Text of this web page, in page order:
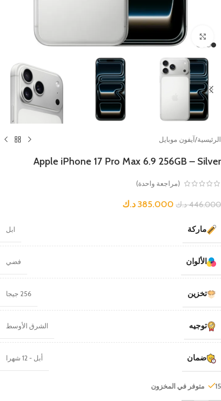
Click to enlarge
الرئيسية/آيفون موبايل
Apple iPhone 17 Pro Max 6.9 256GB – Silver
(مراجعة واحدة)
446.000 د.ك 385.000د.ك
ماركة ابل
الألوان فضي
تخزين 256 جيجا
توجيه الشرق الأوسط
ضمان أبل - 12 شهرا
15 متوفر في المخزون